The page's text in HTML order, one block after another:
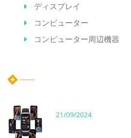
ディスプレイ
コンピューター
コンピューター周辺機器
21/09/2024